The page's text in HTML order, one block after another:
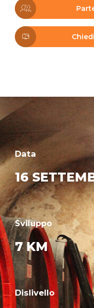
Data
16
Sviluppo
7 KM
Dislivello